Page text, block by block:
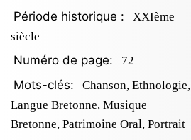
Période historique :
XXIème
siècle
Numéro de page: 72
Mots-clés:
Chanson, Ethnologie,
Langue Bretonne, Musique
Bretonne, Patrimoine Oral, Portrait